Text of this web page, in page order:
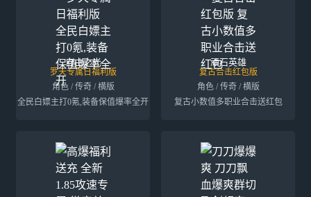
自由之光
罗天专属日福利版
角色 / 传奇 / 横版
全民白嫖主打0氪,装备保值爆率全开
顽石英雄
复古合击红包版
角色 / 传奇 / 横版
复古小数值多职业合击送红包